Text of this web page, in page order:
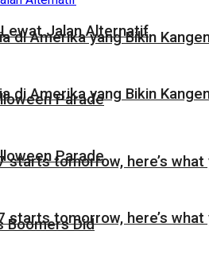
di Amerika yang Bikin
Parade
tomorrow, here’s
Boomers Did
Lewat Jalan Alternatif
di Amerika yang Bikin
Parade
tomorrow, here’s